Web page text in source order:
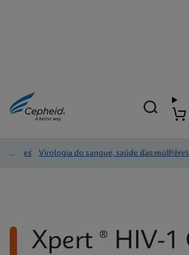
Testes/ Virologia do sangue, saúde das
/ Xpert ® HIV-
Xpert ® HIV-1